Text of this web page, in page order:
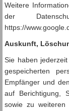
Weitere
der
https://
Auskunft,
Sie haben
gespeicherten
Empfänger und
auf Berichtigung,
sowie zu weiteren